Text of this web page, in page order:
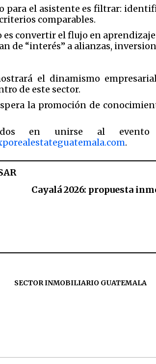
para el asistente es filtrar:
comparables.
es convertir el flujo en
de “interés” a alianzas,
el dinamismo
de este sector.
la promoción de
en unirse al
.
Cayalá 2026: propuesta
SECTOR INMOBILIARIO GUATEMALA